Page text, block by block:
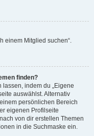
einem Mitglied suchen“.
finden?
indem du „Eigene
auswählst. Alternativ
persönlichen Bereich
eigenen Profilseite
von dir erstellen Themen
in die Suchmaske ein.